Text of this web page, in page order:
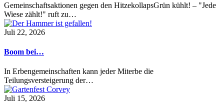
Gemeinschaftsaktionen gegen den HitzekollapsGrün kühlt! – "Jede
Wiese zählt!" ruft zu…
Juli 22, 2026
Boom bei…
In Erbengemeinschaften kann jeder Miterbe die
Teilungsversteigerung der…
Juli 15, 2026